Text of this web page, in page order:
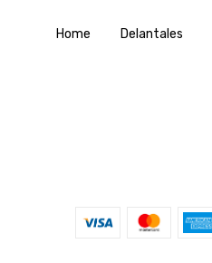
Home Delantales